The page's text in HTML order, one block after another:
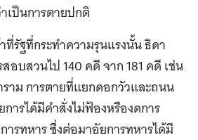
เป็นการตายปกติ
ที่รัฐที่กระทำความรุนแรงนั้น ธิดา
อบสวนไป 140 คดี จาก 181 คดี เช่น
าม การตายที่แยกดอกวัวและถนน
ารได้มีคำสั่งไม่ฟ้องหรืองดการ
รทหาร ซึ่งต่อมาอัยการทหารได้มี